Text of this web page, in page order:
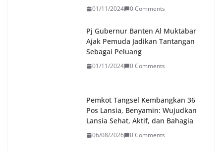
01/11/2024 0 Comments
Pj Gubernur Banten Al Muktabar
Ajak Pemuda Jadikan Tantangan
Sebagai Peluang
01/11/2024 0 Comments
Pemkot Tangsel Kembangkan 36
Pos Lansia, Benyamin: Wujudkan
Lansia Sehat, Aktif, dan Bahagia
06/08/2026 0 Comments